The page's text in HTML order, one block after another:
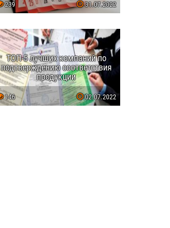
239 31.07.2022
ТОП-5 лучших компаний по
подтверждению соответствия
продукции
146 02.07.2022